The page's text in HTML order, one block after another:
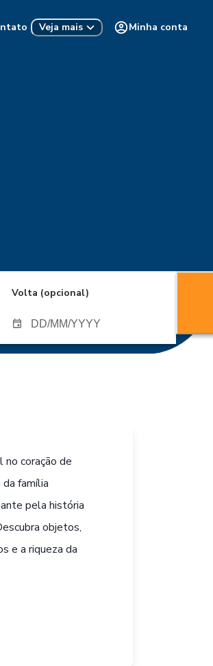
Veja mais Minha conta
Volta (opcional)
coração de
da família
pela história
objetos,
e a riqueza da